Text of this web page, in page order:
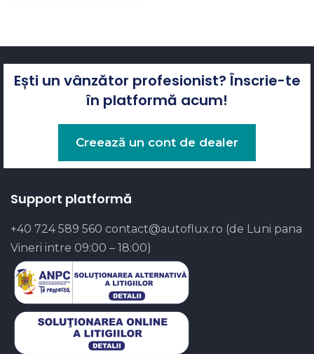
Ești un vânzător profesionist? Înscrie-te
în platformă acum!
Creează un cont de dealer
Support platformă
+40 724 589 560 contact@autoflux.ro (de Luni pana
Vineri intre 09:00 – 18:00)